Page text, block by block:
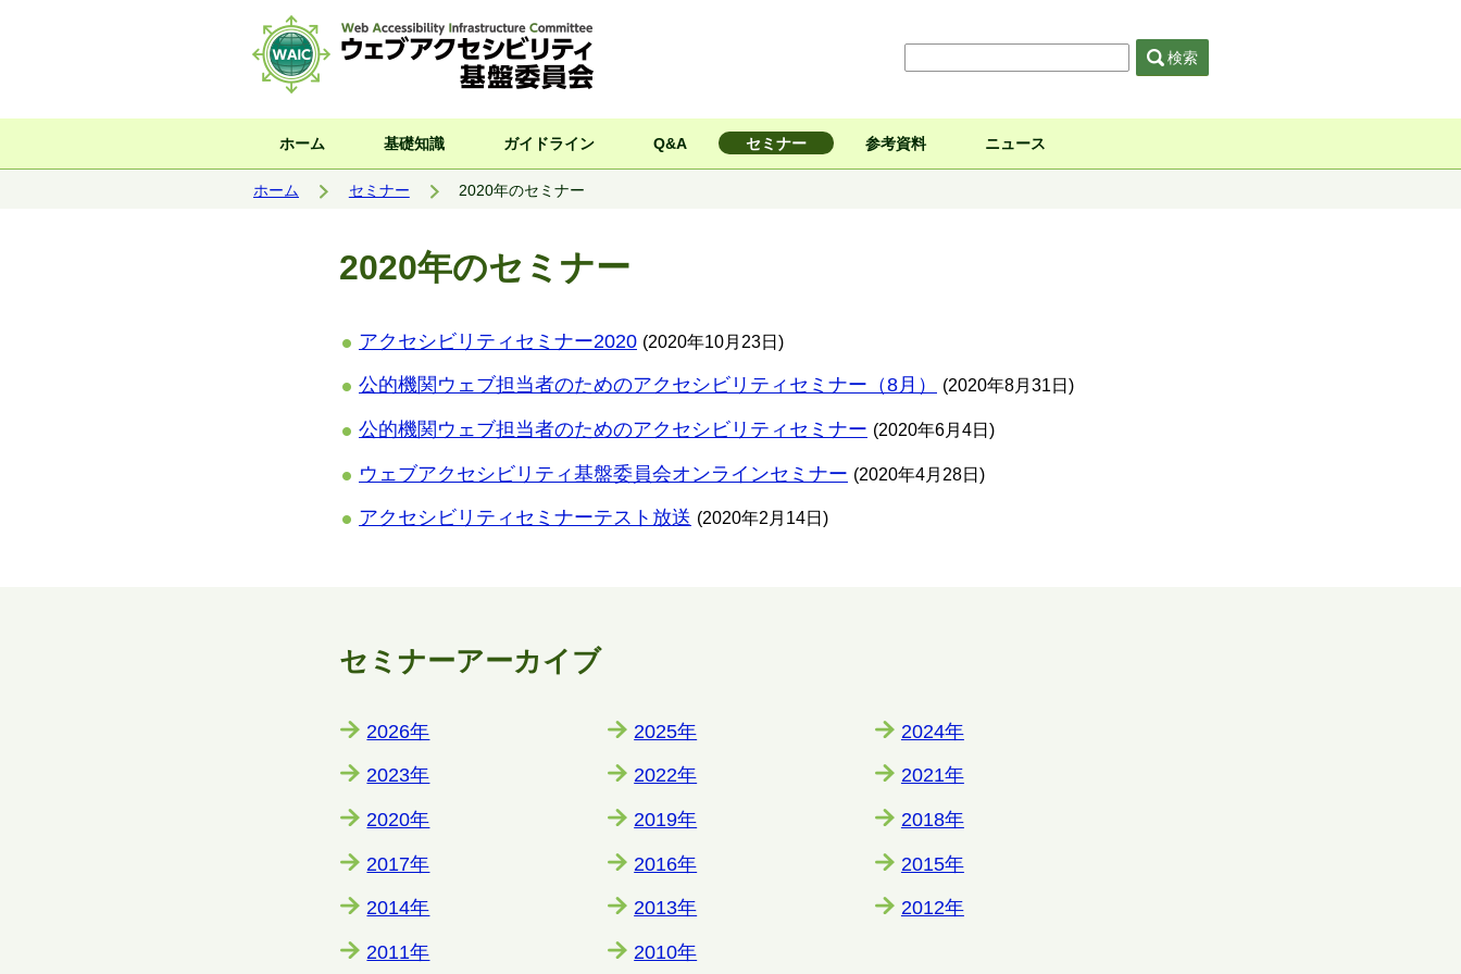
検索
ホーム 基礎知識 ガイドライン Q&A セミナー 参考資料 ニュース
ホーム セミナー 2020年のセミナー
2020年のセミナー
アクセシビリティセミナー2020 (2020年10月23日)
公的機関ウェブ担当者のためのアクセシビリティセミナー（8月） (2020年8月31日)
公的機関ウェブ担当者のためのアクセシビリティセミナー (2020年6月4日)
ウェブアクセシビリティ基盤委員会オンラインセミナー (2020年4月28日)
アクセシビリティセミナーテスト放送 (2020年2月14日)
セミナーアーカイブ
2026年 2025年 2024年
2023年 2022年 2021年
2020年 2019年 2018年
2017年 2016年 2015年
2014年 2013年 2012年
2011年 2010年